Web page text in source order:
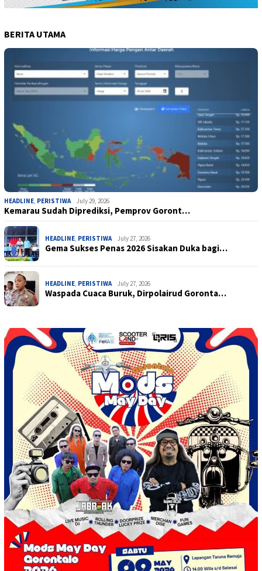
BERITA UTAMA
HEADLINE PERISTIWA July 29, 2026
Kemarau Sudah Diprediksi, Pemprov Goront…
HEADLINE PERISTIWA July 27, 2026
Gema Sukses Penas 2026 Sisakan Duka bagi…
HEADLINE PERISTIWA July 27, 2026
Waspada Cuaca Buruk, Dirpolairud Goronta…